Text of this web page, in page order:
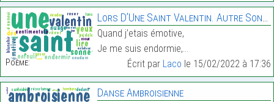
Poème:
Lors D’Une Saint Valentin. Autre Sonnet
Quand j’etais émotive,
Je me suis endormie,…
Écrit par Laco le 15/02/2022 à 17:36
Danse Ambroisienne